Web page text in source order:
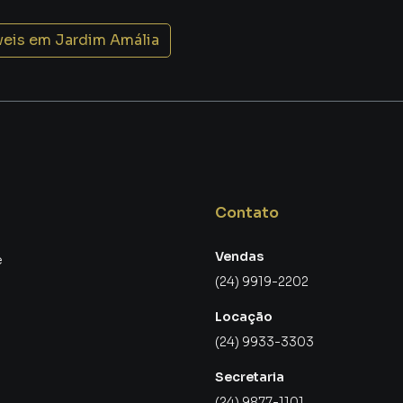
sua área externa — simplesmente incrível!
familiares 🎉
proporcionando uma experiência de spa dentro da
em Jardim Amália
Contato
Vendas
(24) 9919-2202
Locação
(24) 9933-3303
Secretaria